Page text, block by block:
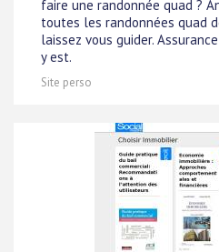
faire une randonnée quad ?
toutes les randonnées quad
laissez vous guider.
y est.
Site perso